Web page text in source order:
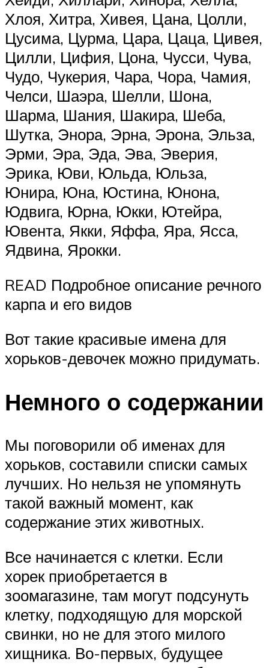
Хлоя, Хитра, Хивея, Цана, Цолли,
Цусима, Цурма, Цара, Цаца, Цивея,
Цилли, Цифия, Цона, Чусси, Чува,
Чудо, Чукерия, Чара, Чора, Чамия,
Челси, Шаэра, Шелли, Шона,
Шарма, Шания, Шакира, Шеба,
Шутка, Энора, Эрна, Эрона, Эльза,
Эрми, Эра, Эда, Эва, Эверия,
Эрика, Юви, Юльда, Юльза,
Юнира, Юна, Юстина, Юнона,
Юдвига, Юрна, Юкки, Ютейра,
Ювента, Якки, Яффа, Яра, Ясса,
Ядвина, Ярокки.
READ Подробное описание речного
карпа и его видов
Вот такие красивые имена для
хорьков-девочек можно придумать.
Немного о содержании
Мы поговорили об именах для
хорьков, составили списки самых
лучших. Но нельзя не упомянуть
такой важный момент, как
содержание этих животных.
Все начинается с клетки. Если
хорек приобретается в
зоомагазине, там могут подсунуть
клетку, подходящую для морской
свинки, но не для этого милого
хищника. Во-первых, будущее